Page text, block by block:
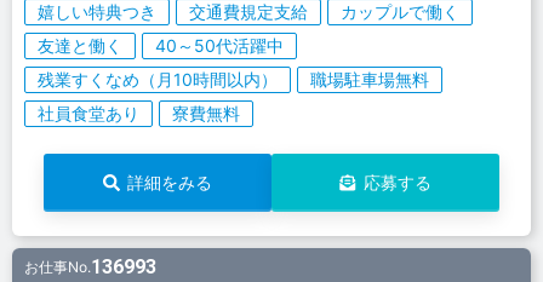
嬉しい特典つき
交通費規定支給
カップルで働く
友達と働く
40～50代活躍中
残業すくなめ（月10時間以内）
職場駐車場無料
社員食堂あり
寮費無料
詳細をみる 応募する
お仕事No.136993